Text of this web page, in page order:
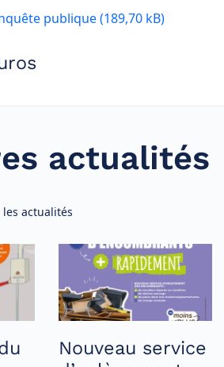
publique
actualités
actualités
Nouveau service